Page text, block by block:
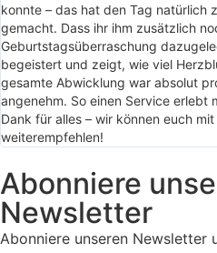
konnte – das hat den Tag natürlich
gemacht. Dass ihr ihm zusätzlich
Geburtstagsüberraschung
begeistert und zeigt, wie viel
gesamte Abwicklung war absolut
angenehm. So einen Service erlebt
Dank für alles – wir können euch
weiterempfehlen!
Abonniere
Newsletter
Abonniere unseren Newsletter